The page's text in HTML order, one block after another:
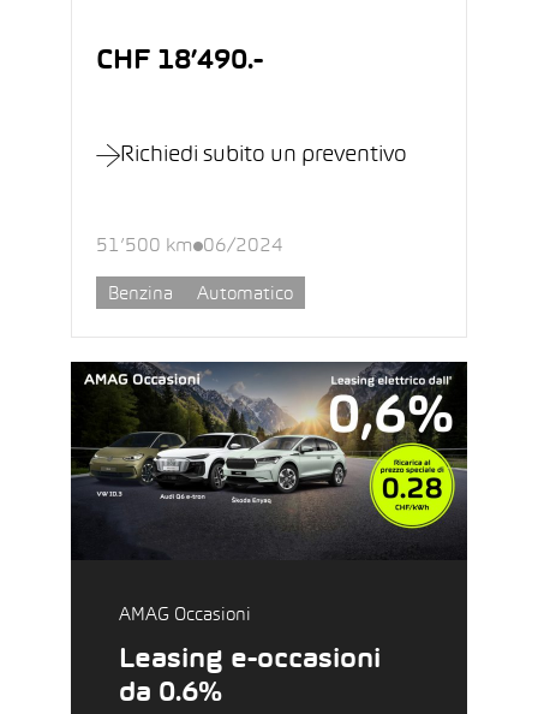
CHF 18’490.-
Richiedi subito un preventivo
51’500 km 06/2024
Benzina Automatico
AMAG Occasioni
Leasing e-occasioni
da 0.6%